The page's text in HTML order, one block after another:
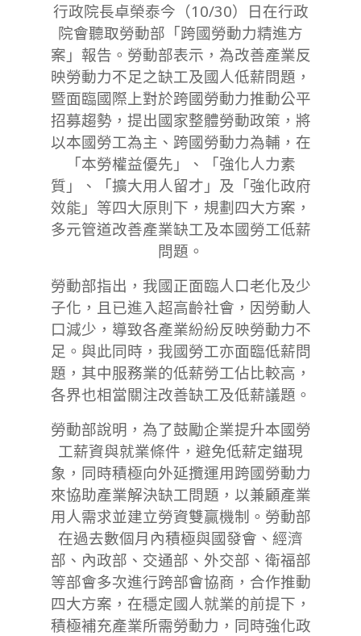
30
行政院長卓榮泰今（10/30）日在行政
院會聽取勞動部「跨國勞動力精進方
案」報告。勞動部表示，為改善產業反
映勞動力不足之缺工及國人低薪問題，
暨面臨國際上對於跨國勞動力推動公平
招募趨勢，提出國家整體勞動政策，將
以本國勞工為主、跨國勞動力為輔，在
「本勞權益優先」、「強化人力素
質」、「擴大用人留才」及「強化政府
效能」等四大原則下，規劃四大方案，
多元管道改善產業缺工及本國勞工低薪
問題。
勞動部指出，我國正面臨人口老化及少
子化，且已進入超高齡社會，因勞動人
口減少，導致各產業紛紛反映勞動力不
足。與此同時，我國勞工亦面臨低薪問
題，其中服務業的低薪勞工佔比較高，
各界也相當關注改善缺工及低薪議題。
勞動部說明，為了鼓勵企業提升本國勞
工薪資與就業條件，避免低薪定錨現
象，同時積極向外延攬運用跨國勞動力
來協助產業解決缺工問題，以兼顧產業
用人需求並建立勞資雙贏機制。勞動部
在過去數個月內積極與國發會、經濟
部、內政部、交通部、外交部、衛福部
等部會多次進行跨部會協商，合作推動
四大方案，在穩定國人就業的前提下，
積極補充產業所需勞動力，同時強化政